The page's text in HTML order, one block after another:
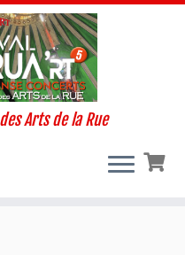
Arts de la Rue